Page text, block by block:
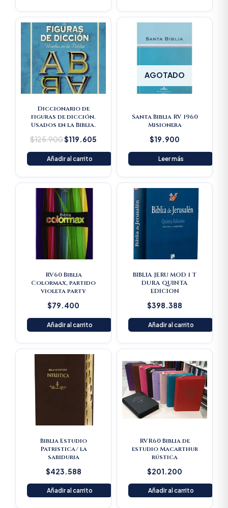
Diccionario de
figuras de dicción.
Usados en la Biblia.
$125.900
Original
price
was:
$125.900.
$119.605
Current
price
Añadir al carrito
AGOTADO
Santa Biblia RV 1960
Misionera
$19.900
Leer más
RV60 Biblia
Colormax, partido
violeta party
$79.400
Añadir al carrito
BIBLIA JERU MOD 1 T
DURA QUINTA
EDICION
$398.388
Añadir al carrito
Biblia Estudio
Patristica/ la
sabiduria
$423.588
Añadir al carrito
RVR60 Biblia de
estudio Macarthur
rústica
$201.200
Añadir al carrito